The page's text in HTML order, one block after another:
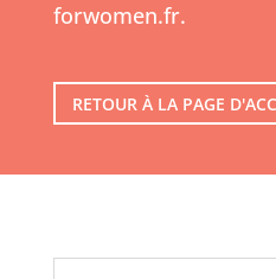
forwomen.fr.
RETOUR À LA PAGE